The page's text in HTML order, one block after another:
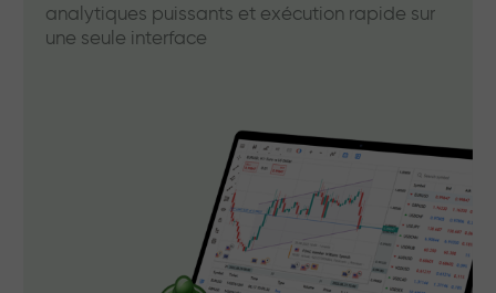
analytiques puissants et exécution rapide sur
une seule interface